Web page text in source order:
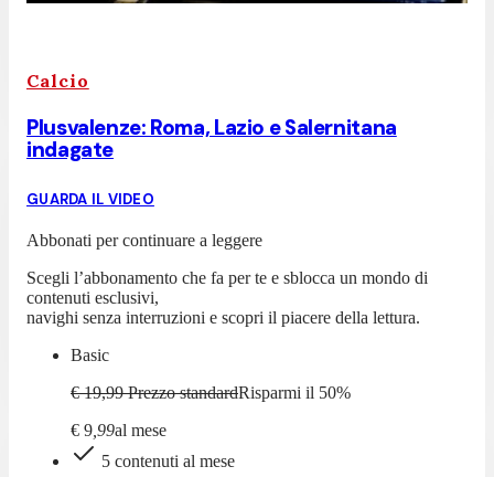
Calcio
Plusvalenze: Roma, Lazio e Salernitana
indagate
GUARDA IL VIDEO
Abbonati per continuare a leggere
Scegli l’abbonamento che fa per te e sblocca un mondo di
contenuti esclusivi,
navighi senza interruzioni e scopri il piacere della lettura.
Basic
€ 19,99 Prezzo standardRisparmi il 50%
€ 9 99al mese
5 contenuti al mese